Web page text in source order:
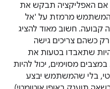
האפליקציה תבקש את
המשתמש מרמזת על 'אל
קבועה. חשוב מאוד להציג
כשהם צריכים גישה
שתאבדו בטעות את
מסוימים, יכול להיות
בלי שהמשתמש יבצע